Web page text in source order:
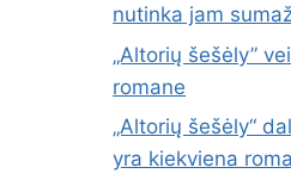
nutinka jam
„Altorių šešėly”
romane
„Altorių šešėly“
yra kiekviena